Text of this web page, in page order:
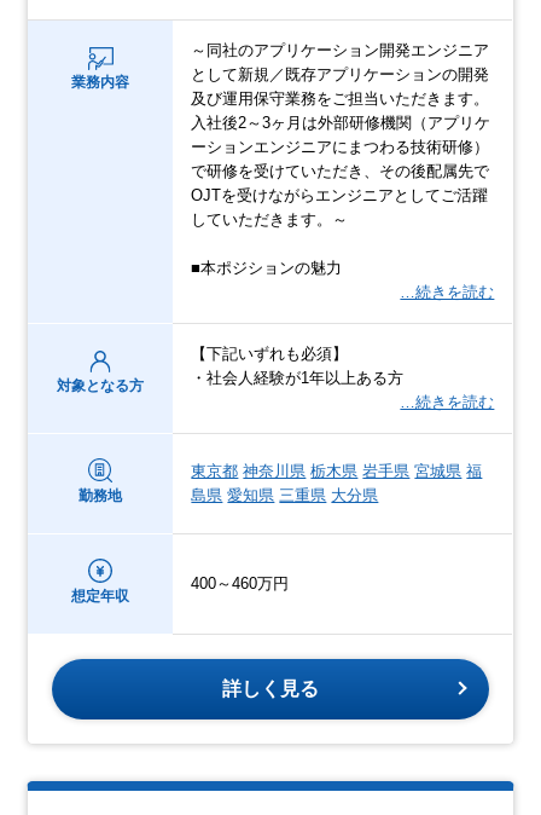
業務内容
～同社のアプリケーション開発エンジニア
として新規／既存アプリケーションの開発
及び運用保守業務をご担当いただきます。
入社後2～3ヶ月は外部研修機関（アプリケ
ーションエンジニアにまつわる技術研修）
で研修を受けていただき、その後配属先で
OJTを受けながらエンジニアとしてご活躍
していただきます。～
■本ポジションの魅力
…続きを読む
対象となる方
【下記いずれも必須】
・社会人経験が1年以上ある方
…続きを読む
勤務地
東京都 神奈川県 栃木県 岩手県 宮城県 福
島県 愛知県 三重県 大分県
想定年収
400～460万円
詳しく見る